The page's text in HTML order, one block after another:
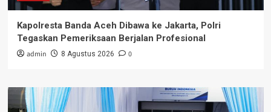
Kapolresta Banda Aceh Dibawa ke Jakarta, Polri
Tegaskan Pemeriksaan Berjalan Profesional
admin 8 Agustus 2026 0